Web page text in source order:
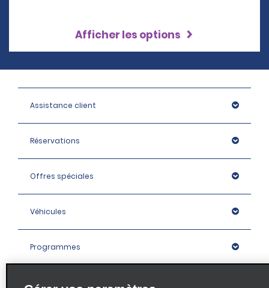
Afficher les options
Assistance client
Réservations
Offres spéciales
Véhicules
Programmes
Entreprise